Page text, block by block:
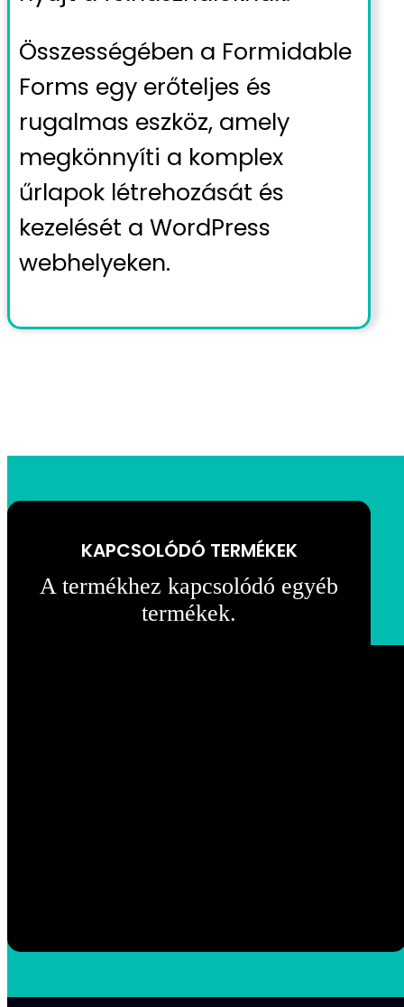
Összességében a Formidable
Forms egy erőteljes és
rugalmas eszköz, amely
megkönnyíti a komplex
űrlapok létrehozását és
kezelését a WordPress
webhelyeken.
KAPCSOLÓDÓ TERMÉKEK
A termékhez kapcsolódó egyéb
termékek.